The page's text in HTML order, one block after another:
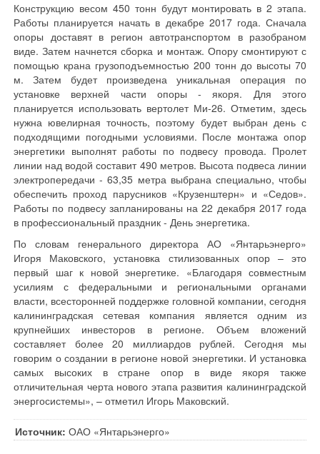
Конструкцию весом 450 тонн будут монтировать в 2 этапа.
Работы планируется начать в декабре 2017 года. Сначала
опоры доставят в регион автотранспортом в разобраном
виде. Затем начнется сборка и монтаж. Опору смонтируют с
помощью крана грузоподъемностью 200 тонн до высоты 70
м. Затем будет произведена уникальная операция по
установке верхней части опоры - якоря. Для этого
планируется использовать вертолет Ми-26. Отметим, здесь
нужна ювелирная точность, поэтому будет выбран день с
подходящими погодными условиями. После монтажа опор
энергетики выполнят работы по подвесу провода. Пролет
линии над водой составит 490 метров. Высота подвеса линии
электропередачи - 63,35 метра выбрана специально, чтобы
обеспечить проход парусников «Крузенштерн» и «Седов».
Работы по подвесу запланированы на 22 декабря 2017 года
в профессиональный праздник - День энергетика.
По словам генерального директора АО «Янтарьэнерго»
Игоря Маковского, установка стилизованных опор – это
первый шаг к новой энергетике. «Благодаря совместным
усилиям с федеральными и региональными органами
власти, всесторонней поддержке головной компании, сегодня
калининградская сетевая компания является одним из
крупнейших инвесторов в регионе. Объем вложений
составляет более 20 миллиардов рублей. Сегодня мы
говорим о создании в регионе новой энергетики. И установка
самых высоких в стране опор в виде якоря также
отличительная черта нового этапа развития калининградской
энергосистемы», – отметил Игорь Маковский.
Источник: ОАО «Янтарьэнерго»